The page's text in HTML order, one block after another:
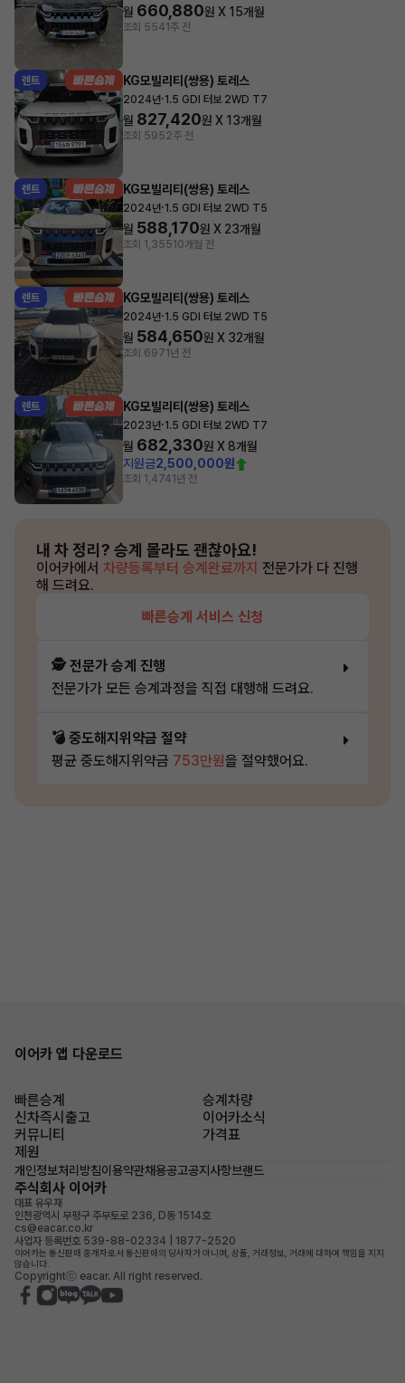
월 660,880원 X 15개월
조회 5541주 전
렌트 KG모빌리티(쌍용) 토레스
2024년·1.5 GDI 터보 2WD T7
월 827,420원 X 13개월
조회 5952주 전
렌트 KG모빌리티(쌍용) 토레스
2024년·1.5 GDI 터보 2WD T5
월 588,170원 X 23개월
조회 1,35510개월 전
렌트 KG모빌리티(쌍용) 토레스
2024년·1.5 GDI 터보 2WD T5
월 584,650원 X 32개월
조회 6971년 전
렌트 KG모빌리티(쌍용) 토레스
2023년·1.5 GDI 터보 2WD T7
월 682,330원 X8개월
지원금2,500,000원
조회 1,4741년 전
내 차 정리? 승계 몰라도 괜찮아요!
이어카에서 차량등록부터 승계완료까지 전문가가 다 진행
해 드려요.
빠른승계 서비스 신청
🕵️ 전문가 승계 진행
전문가가 모든 승계과정을 직접 대행해 드려요.
💣 중도해지위약금 절약
평균 중도해지위약금 753만원을 절약했어요.
이어카 앱 다운로드
빠른승계
승계차량
신차즉시출고
이어카소식
커뮤니티
가격표
제원
개인정보처리방침이용약관채용공고공지사항브랜드
주식회사 이어카
대표 유우재
인천광역시 부평구 주부토로 236, D동 1514호
cs@eacar.co.kr
사업자 등록번호 539-88-02334 | 1877-2520
이어카는 통신판매 중개자로서 통신판매의 당사자가 아니며, 상품, 거래정보, 거래에 대하여 책임을 지지
않습니다.
Copyrightⓒ eacar. All right reserved.